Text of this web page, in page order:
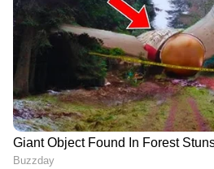
ബീറ്റ്റൂട്ടിൽ നൈട്രിക്
അടങ്ങിയിട്ടുണ്ട്. ഇത്
വിശ്രമിക്കാനും
സഹായിക്കുന്നു. ഉയർന്ന
പ്രകൃതിദത്ത ഭക്ഷണ
അടങ്ങിയിരിക്കുന്നതിനാൽ
ഉയർന്ന രക്തസമ്മർദ്ദം